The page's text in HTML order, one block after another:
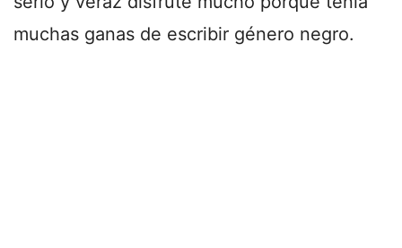
muchas ganas de escribir género negro.